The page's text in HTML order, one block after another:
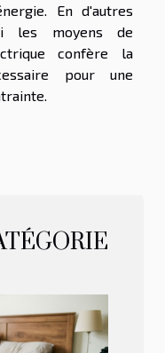
En d'autres
les moyens de
confère la
pour une